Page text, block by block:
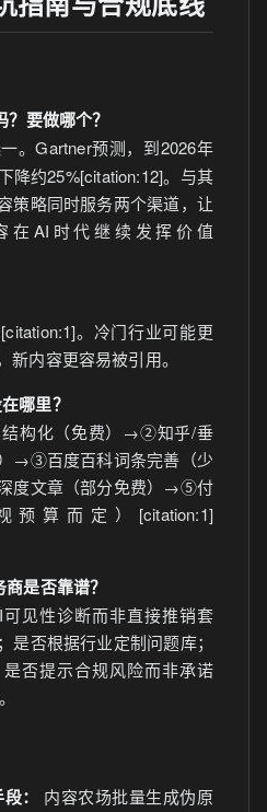
要做哪个？
。Gartner预测，到2026年
降约25%[citation:12]。与其
策略同时服务两个渠道，让
在AI时代继续发挥价值
。冷门行业可能更
内容更容易被引用。
哪里？
构化（免费）→②知乎/垂
→③百度百科词条完善（少
度文章（部分免费）→⑤付
算而定）[citation:1]
是否靠谱？
见性诊断而非直接推销套
是否根据行业定制问题库；
否提示合规风险而非承诺
：
内容农场批量生成伪原